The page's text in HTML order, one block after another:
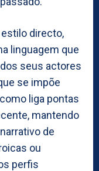
directo,
linguagem que
seus actores
se impõe
liga pontas
mantendo
de
ou
perfis